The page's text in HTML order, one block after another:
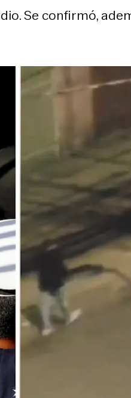
Se confirmó,